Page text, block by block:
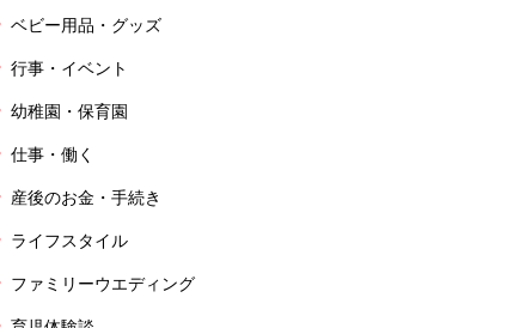
ベビー用品・グッズ
行事・イベント
幼稚園・保育園
仕事・働く
産後のお金・手続き
ライフスタイル
ファミリーウエディング